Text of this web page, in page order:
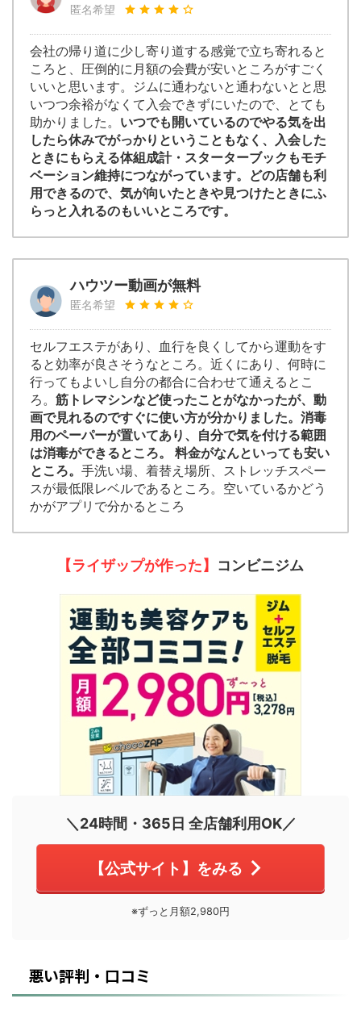
匿名希望
会社の帰り道に少し寄り道する感覚で立ち寄れると
ころと、圧倒的に月額の会費が安いところがすごく
いいと思います。ジムに通わないと通わないとと思
いつつ余裕がなくて入会できずにいたので、とても
助かりました。 いつでも開いているのでやる気を出
したら休みでがっかりということもなく、入会した
ときにもらえる体組成計・スターターブックもモチ
ベーション維持につながっています。どの店舗も利
用できるので、気が向いたときや見つけたときにふ
らっと入れるのもいいところです。
ハウツー動画が無料
匿名希望
セルフエステがあり、血行を良くしてから運動をす
ると効率が良さそうなところ。近くにあり、何時に
行ってもよいし自分の都合に合わせて通えるとこ
ろ。 筋トレマシンなど使ったことがなかったが、動
画で見れるのですぐに使い方が分かりました。消毒
用のペーパーが置いてあり、自分で気を付ける範囲
は消毒ができるところ。 料金がなんといっても安い
ところ。 手洗い場、着替え場所、ストレッチスペー
スが最低限レベルであるところ。空いているかどう
かがアプリで分かるところ
【ライザップが作った】 コンビニジム
＼24時間・365日 全店舗利用OK／
【公式サイト】をみる
※ずっと月額2,980円
悪い評判・口コミ